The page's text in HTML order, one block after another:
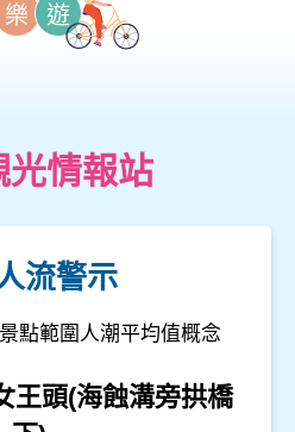
樂 遊
光情報站
流警示
點範圍人潮平均值概念
公園-等嶼亭